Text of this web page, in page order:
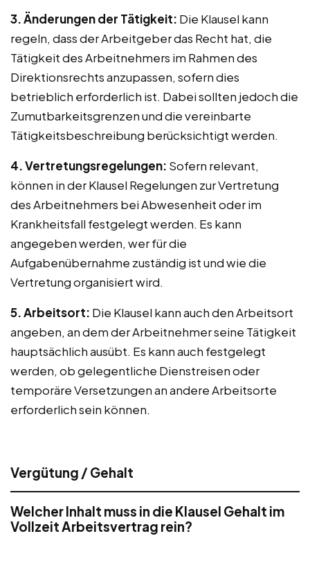
3. Änderungen der Tätigkeit: Die Klausel kann
regeln, dass der Arbeitgeber das Recht hat, die
Tätigkeit des Arbeitnehmers im Rahmen des
Direktionsrechts anzupassen, sofern dies
betrieblich erforderlich ist. Dabei sollten jedoch die
Zumutbarkeitsgrenzen und die vereinbarte
Tätigkeitsbeschreibung berücksichtigt werden.
4. Vertretungsregelungen: Sofern relevant,
können in der Klausel Regelungen zur Vertretung
des Arbeitnehmers bei Abwesenheit oder im
Krankheitsfall festgelegt werden. Es kann
angegeben werden, wer für die
Aufgabenübernahme zuständig ist und wie die
Vertretung organisiert wird.
5. Arbeitsort: Die Klausel kann auch den Arbeitsort
angeben, an dem der Arbeitnehmer seine Tätigkeit
hauptsächlich ausübt. Es kann auch festgelegt
werden, ob gelegentliche Dienstreisen oder
temporäre Versetzungen an andere Arbeitsorte
erforderlich sein können.
Vergütung / Gehalt
Welcher Inhalt muss in die Klausel Gehalt im
Vollzeit Arbeitsvertrag rein?